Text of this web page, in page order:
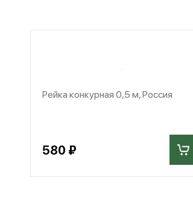
Рейка конкурная 0,5 м, Россия
580 ₽